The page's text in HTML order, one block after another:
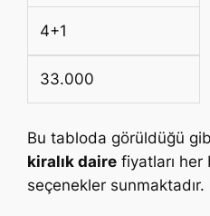
4+1
33.000
Bu tabloda görüldüğü
kiralık daire fiyatları her
seçenekler sunmaktadır.